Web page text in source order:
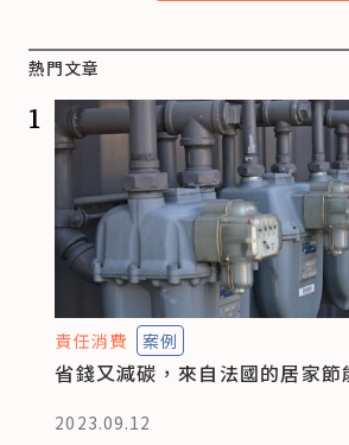
熱門文章
1
責任消費 案例
省錢又減碳，來自法國的居家節
2023.09.12